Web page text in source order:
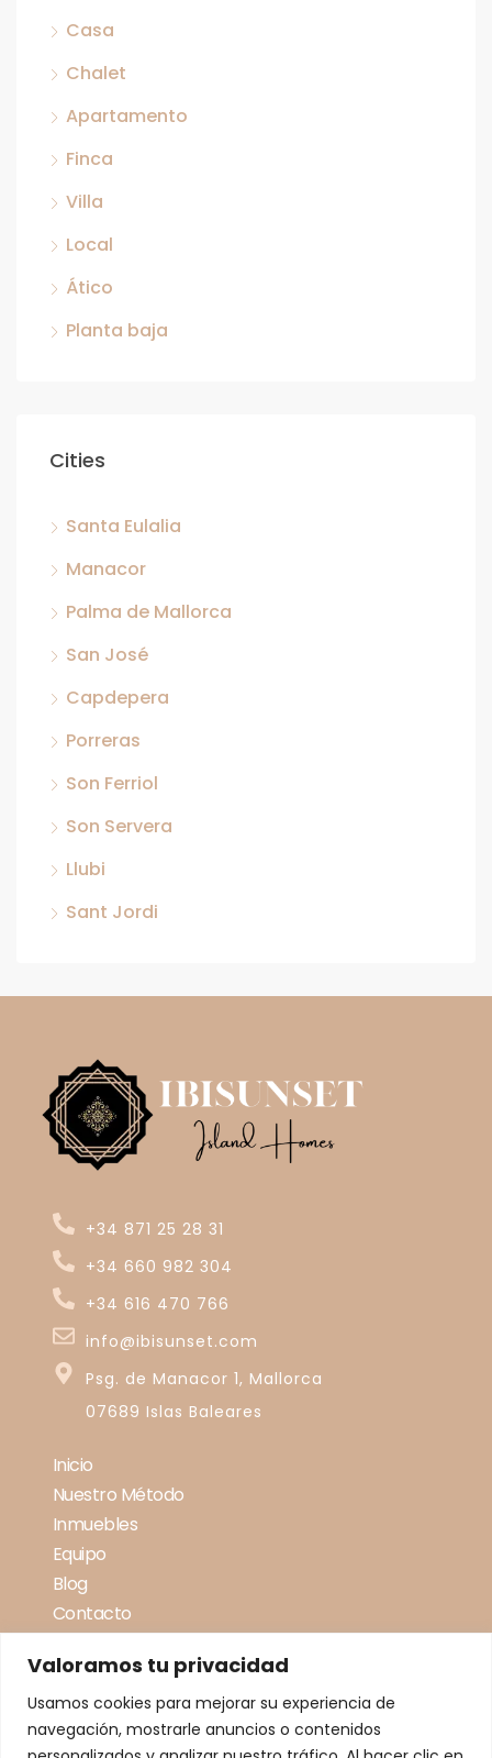
Valoramos tu privacidad
Usamos cookies para mejorar su experiencia de
navegación, mostrarle anuncios o contenidos
Casa
Chalet
Apartamento
Finca
Villa
Local
Ático
Planta baja
Cities
Santa Eulalia
Manacor
Palma de Mallorca
San José
Capdepera
Porreras
Son Ferriol
Son Servera
Llubi
Sant Jordi
+34 871 25 28 31
+34 660 982 304
+34 616 470 766
info@ibisunset.com
Psg. de Manacor 1, Mallorca
07689 Islas Baleares
Inicio
Nuestro Método
Inmuebles
Equipo
Blog
Contacto